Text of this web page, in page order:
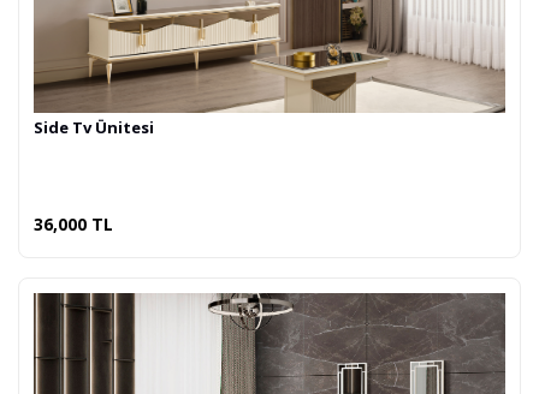
Side Tv Ünitesi
36,000 TL